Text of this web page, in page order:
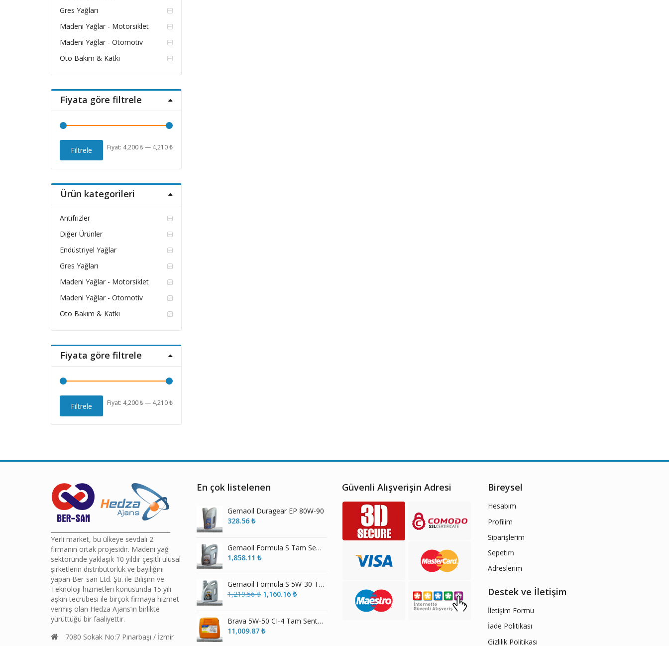
Gres Yağları
Madeni Yağlar - Motorsiklet
Madeni Yağlar - Otomotiv
Oto Bakım & Katkı
Fiyata göre filtrele
En
En
Filtrele Fiyat: 4,200 ₺— 4,210 ₺
Ürün kategorileri
Antifrizler
Diğer Ürünler
Endüstriyel Yağlar
Gres Yağları
Madeni Yağlar - Motorsiklet
Madeni Yağlar - Otomotiv
Oto Bakım & Katkı
Fiyata göre filtrele
En
En
Filtrele Fiyat: 4,200 ₺— 4,210 ₺
Yerli market, bu ülkeye sevdalı 2
firmanın ortak projesidir. Madeni yağ
sektöründe yaklaşık 10 yıldır çeşitli ulusal
şirketlerin distribütörlük ve bayiliğini
yapan Ber-san Ltd. Şti. ile Bilişim ve
Teknoloji hizmetleri konusunda 15 yılı
aşkın tecrübesi ile birçok firmaya hizmet
vermiş olan Hedza Ajans’ın birlikte
yürüttüğü bir faaliyettir.
7080 Sokak No:7 Pınarbaşı / İzmir
En çok listelenen
Gemaoil Duragear EP 80W-90
328.56 ₺
Gemaoil Formula S Tam Sentetik Motor Yağı ECS 5W-30
1,858.11 ₺
Gemaoil Formula S 5W-30 Tam Sentetik Motor Yağı
1,219.56₺ Orijinal
1,160.16 ₺Şu
1,160.16 ₺.
Brava 5W-50 CI-4 Tam Sentetik Motor Yağı
11,009.87 ₺
Güvenli Alışverişin Adresi Bireysel
Hesabım
Profilim
Siparişlerim
Sepetim
Adreslerim
Destek ve İletişim
İletişim Formu
İade Politikası
Gizlilik Politikası